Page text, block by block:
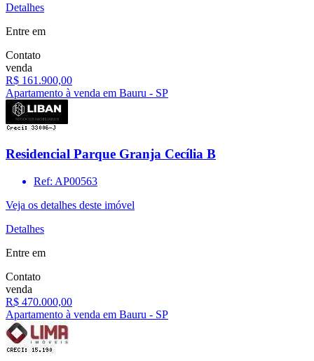
Detalhes
Entre em
Contato
venda
R$ 161.900,00
Apartamento à venda em Bauru - SP
Residencial Parque Granja Cecília B
Ref: AP00563
Veja os detalhes deste imóvel
Detalhes
Entre em
Contato
venda
R$ 470.000,00
Apartamento à venda em Bauru - SP